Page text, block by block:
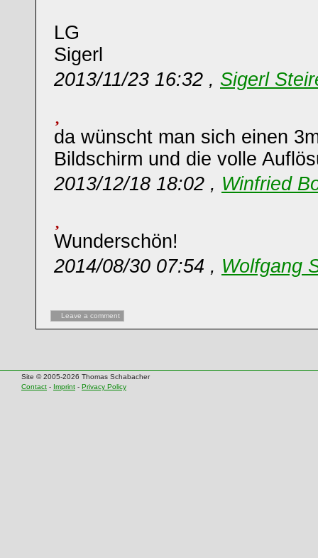
LG
Sigerl
2013/11/23 16:32 , Sigerl
da wünscht man sich einen
Bildschirm und die volle
2013/12/18 18:02 , Winfried
Wunderschön!
2014/08/30 07:54 , Wolfgang
Leave a comment
Site © 2005-2026 Thomas Schabacher
Contact - Imprint - Privacy Policy